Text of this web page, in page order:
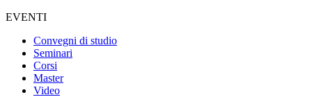
EVENTI
Convegni di studio
Seminari
Corsi
Master
Video